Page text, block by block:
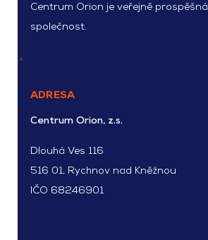
Centrum Orion je veřejně prospěšná
společnost.
ADRESA
Centrum Orion, z.s.
Dlouhá Ves 116
516 01, Rychnov nad Kněžnou
IČO 68246901